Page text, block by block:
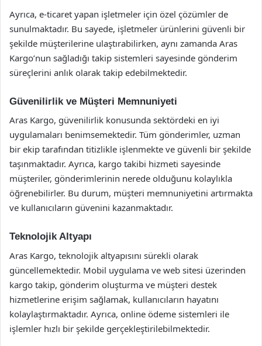
Ayrıca, e-ticaret yapan işletmeler için özel çözümler de
sunulmaktadır. Bu sayede, işletmeler ürünlerini güvenli bir
şekilde müşterilerine ulaştırabilirken, aynı zamanda Aras
Kargo’nun sağladığı takip sistemleri sayesinde gönderim
süreçlerini anlık olarak takip edebilmektedir.
Güvenilirlik ve Müşteri Memnuniyeti
Aras Kargo, güvenilirlik konusunda sektördeki en iyi
uygulamaları benimsemektedir. Tüm gönderimler, uzman
bir ekip tarafından titizlikle işlenmekte ve güvenli bir şekilde
taşınmaktadır. Ayrıca, kargo takibi hizmeti sayesinde
müşteriler, gönderimlerinin nerede olduğunu kolaylıkla
öğrenebilirler. Bu durum, müşteri memnuniyetini artırmakta
ve kullanıcıların güvenini kazanmaktadır.
Teknolojik Altyapı
Aras Kargo, teknolojik altyapısını sürekli olarak
güncellemektedir. Mobil uygulama ve web sitesi üzerinden
kargo takip, gönderim oluşturma ve müşteri destek
hizmetlerine erişim sağlamak, kullanıcıların hayatını
kolaylaştırmaktadır. Ayrıca, online ödeme sistemleri ile
işlemler hızlı bir şekilde gerçekleştirilebilmektedir.